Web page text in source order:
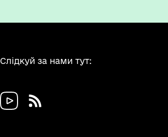
Слідкуй за нами тут: